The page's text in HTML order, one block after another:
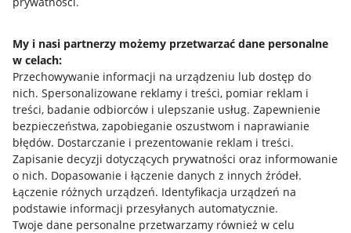
My i nasi partnerzy możemy przetwarzać dane personalne
w celach:
Przechowywanie informacji na urządzeniu lub dostęp do
nich. Spersonalizowane reklamy i treści, pomiar reklam i
treści, badanie odbiorców i ulepszanie usług. Zapewnienie
bezpieczeństwa, zapobieganie oszustwom i naprawianie
błędów. Dostarczanie i prezentowanie reklam i treści.
Zapisanie decyzji dotyczących prywatności oraz informowanie
o nich. Dopasowanie i łączenie danych z innych źródeł.
Łączenie różnych urządzeń. Identyfikacja urządzeń na
podstawie informacji przesyłanych automatycznie.
Twoje dane personalne przetwarzamy również w celu
Jak to działa
Allegro Gadane dla sprzedających
Allegro Gadane dla kupujących
Mapa miejscowości
Informacje prawne
Regulamin
Polityka plików "cookies"